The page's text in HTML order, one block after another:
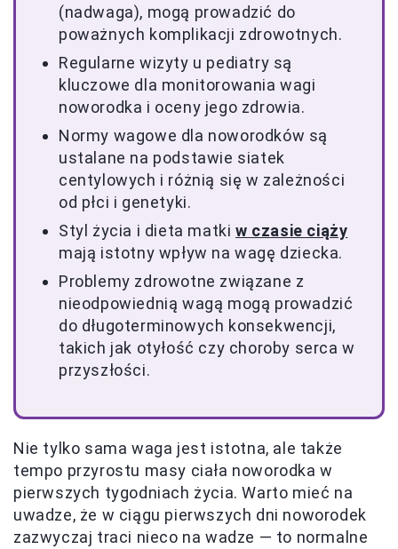
(nadwaga), mogą prowadzić do
poważnych komplikacji zdrowotnych.
Regularne wizyty u pediatry są
kluczowe dla monitorowania wagi
noworodka i oceny jego zdrowia.
Normy wagowe dla noworodków są
ustalane na podstawie siatek
centylowych i różnią się w zależności
od płci i genetyki.
Styl życia i dieta matki w czasie ciąży
mają istotny wpływ na wagę dziecka.
Problemy zdrowotne związane z
nieodpowiednią wagą mogą prowadzić
do długoterminowych konsekwencji,
takich jak otyłość czy choroby serca w
przyszłości.
Nie tylko sama waga jest istotna, ale także
tempo przyrostu masy ciała noworodka w
pierwszych tygodniach życia. Warto mieć na
uwadze, że w ciągu pierwszych dni noworodek
zazwyczaj traci nieco na wadze — to normalne